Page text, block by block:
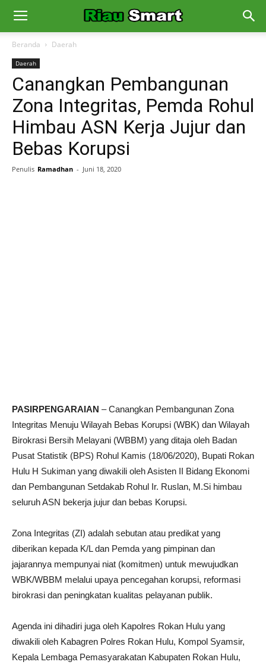
Beranda Daerah
Daerah
Canangkan Pembangunan
Zona Integritas, Pemda Rohul
Himbau ASN Kerja Jujur dan
Bebas Korupsi
Penulis Ramadhan - Juni 18, 2020
PASIRPENGARAIAN – Canangkan Pembangunan Zona
Integritas Menuju Wilayah Bebas Korupsi (WBK) dan Wilayah
Birokrasi Bersih Melayani (WBBM) yang ditaja oleh Badan
Pusat Statistik (BPS) Rohul Kamis (18/06/2020), Bupati Rokan
Hulu H Sukiman yang diwakili oleh Asisten II Bidang Ekonomi
dan Pembangunan Setdakab Rohul Ir. Ruslan, M.Si himbau
seluruh ASN bekerja jujur dan bebas Korupsi.
Zona Integritas (ZI) adalah sebutan atau predikat yang
diberikan kepada K/L dan Pemda yang pimpinan dan
jajarannya mempunyai niat (komitmen) untuk mewujudkan
WBK/WBBM melalui upaya pencegahan korupsi, reformasi
birokrasi dan peningkatan kualitas pelayanan publik.
Agenda ini dihadiri juga oleh Kapolres Rokan Hulu yang
diwakili oleh Kabagren Polres Rokan Hulu, Kompol Syamsir,
Kepala Lembaga Pemasyarakatan Kabupaten Rokan Hulu,